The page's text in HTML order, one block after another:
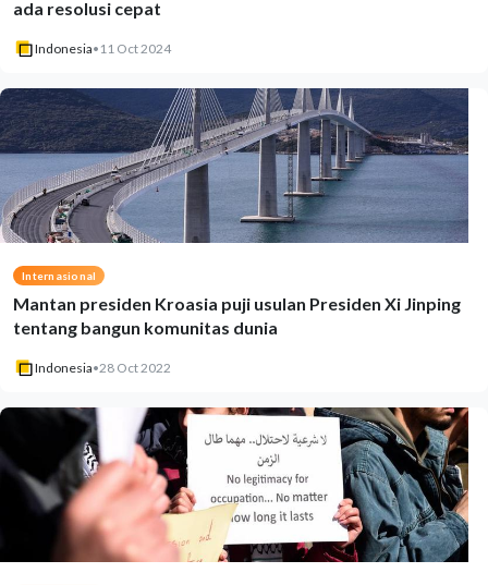
ada resolusi cepat
Indonesia• 11 Oct 2024
Internasional
Mantan presiden Kroasia puji usulan Presiden Xi Jinping
tentang bangun komunitas dunia
Indonesia•28 Oct 2022